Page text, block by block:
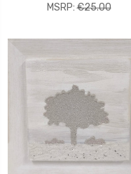
MSRP: €25.00